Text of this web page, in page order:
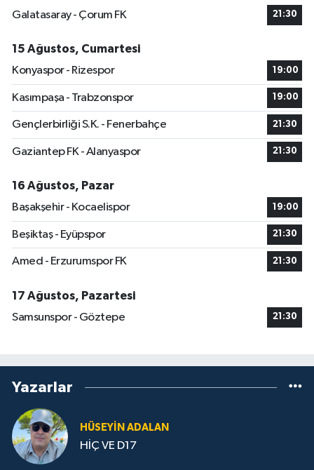
Galatasaray - Çorum FK
21:30
15 Ağustos, Cumartesi
Konyaspor - Rizespor
19:00
Kasımpaşa - Trabzonspor 19:00
Gençlerbirliği S.K. - Fenerbahçe 21:30
Gaziantep FK - Alanyaspor 21:30
16 Ağustos, Pazar
Başakşehir - Kocaelispor
19:00
Beşiktaş - Eyüpspor 21:30
Amed - Erzurumspor FK 21:30
17 Ağustos, Pazartesi
Samsunspor - Göztepe
21:30
Yazarlar
HÜSEYIN ADALAN
HİÇ VE D17